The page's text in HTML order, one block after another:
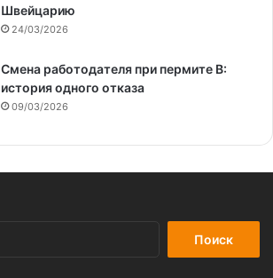
Швейцарию
24/03/2026
Смена работодателя при пермите B:
история одного отказа
09/03/2026